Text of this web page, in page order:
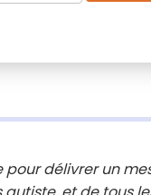
pour délivrer un